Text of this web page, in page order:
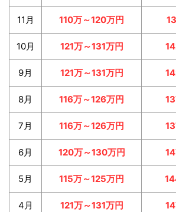
11月 110万～120万円
10月 121万～131万円
9月 121万～131万円
8月 116万～126万円
7月 116万～126万円
6月 120万～130万円
5月 115万～125万円
4月 121万～131万円